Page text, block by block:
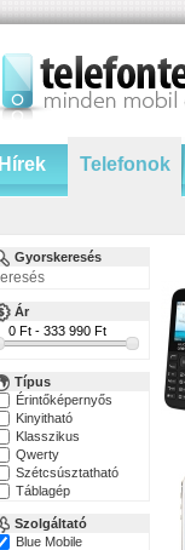
Hírek Telefonok
Gyorskeresés
Ár
Típus
Érintőképernyős
Kinyitható
Klasszikus
Qwerty
Szétcsúsztatható
Táblagép
Szolgáltató
Blue Mobile